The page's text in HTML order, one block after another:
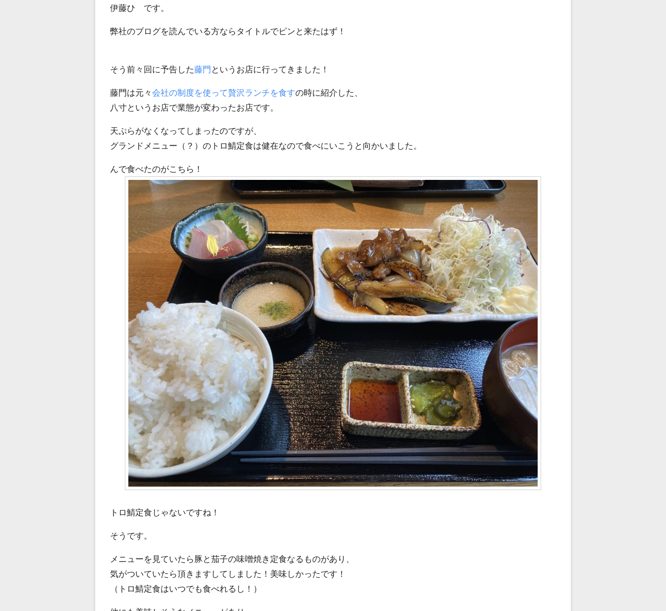
伊藤ひ です。
弊社のブログを読んでいる方ならタイトルでピンと来たはず！
そう前々回に予告した藤門というお店に行ってきました！
藤門は元々会社の制度を使って贅沢ランチを食すの時に紹介した、
八寸というお店で業態が変わったお店です。
天ぷらがなくなってしまったのですが、
グランドメニュー（？）のトロ鯖定食は健在なので食べにいこうと向かいました。
んで食べたのがこちら！
トロ鯖定食じゃないですね！
そうです。
メニューを見ていたら豚と茄子の味噌焼き定食なるものがあり、
気がついていたら頂きますしてしました！美味しかったです！
（トロ鯖定食はいつでも食べれるし！）